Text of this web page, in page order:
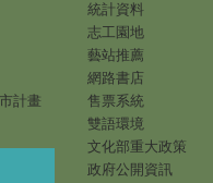
計畫
統計資料
志工園地
藝站推薦
網路書店
售票系統
雙語環境
文化部重大政策
政府公開資訊